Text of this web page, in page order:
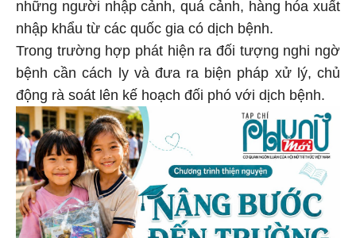
những người nhập cảnh, quá cảnh, hàng hóa xuất
nhập khẩu từ các quốc gia có dịch bệnh.
Trong trường hợp phát hiện ra đối tượng nghi ngờ
bệnh cần cách ly và đưa ra biện pháp xử lý, chủ
động rà soát lên kế hoạch đối phó với dịch bệnh.